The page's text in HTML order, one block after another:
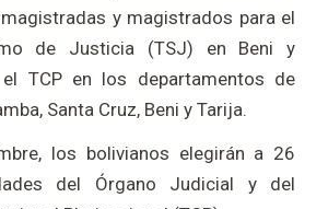
y magistrados para el
de Justicia (TSJ) en Beni y
TCP en los departamentos de
Santa Cruz, Beni y Tarija.
los bolivianos elegirán a 26
del Órgano Judicial y del